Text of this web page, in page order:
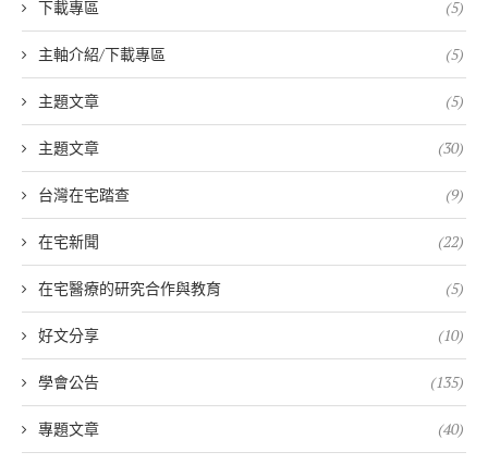
下載專區 (5)
主軸介紹/下載專區 (5)
主題文章 (5)
主題文章 (30)
台灣在宅踏查 (9)
在宅新聞 (22)
在宅醫療的研究合作與教育 (5)
好文分享 (10)
學會公告 (135)
專題文章 (40)